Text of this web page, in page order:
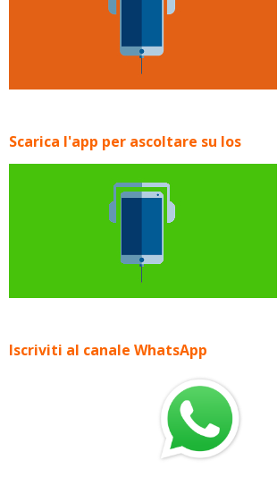
Scarica l'app per ascoltare su Ios
Iscriviti al canale WhatsApp